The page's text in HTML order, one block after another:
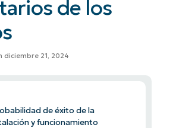
de los
diciembre 21, 2024
de éxito de la
y funcionamiento